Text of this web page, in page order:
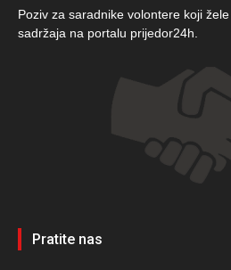
Poziv za saradnike volontere koji
sadržaja na portalu prijedor24h.
Pratite nas